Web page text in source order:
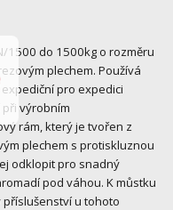
1500 do 1500kg o rozměru
plechem. Používá
pro expedici
výrobním
rám, který je tvořen z
plechem s protiskluznou
odklopit pro snadný
pod váhou. K můstku
u tohoto